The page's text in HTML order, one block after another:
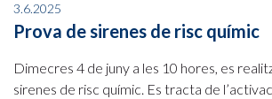
3.6.2025
Prova de sirenes de risc químic
Dimecres 4 de juny a les 10 hores, es
sirenes de risc químic. Es tracta de